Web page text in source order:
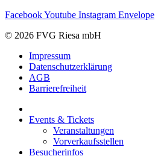
FacebookYoutube Instagram Envelope
© 2026 FVG Riesa mbH
Impressum
Datenschutzerklärung
AGB
Barrierefreiheit
Events & Tickets
Veranstaltungen
Vorverkaufsstellen
Besucherinfos